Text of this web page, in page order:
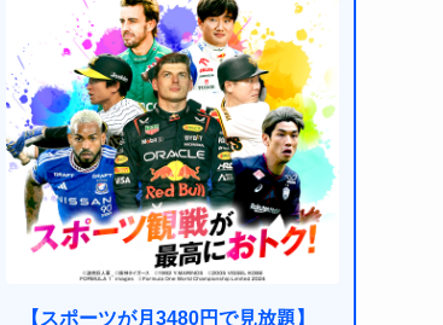
【スポーツが月3480円で見放題】